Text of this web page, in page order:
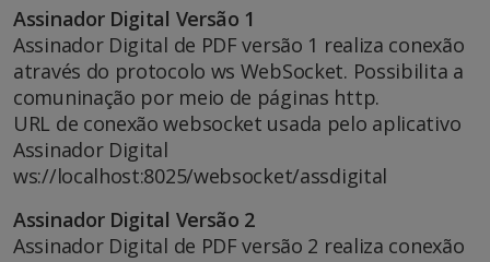
Assinador Digital Versão 1
Assinador Digital de PDF versão 1 realiza conexão
através do protocolo ws WebSocket. Possibilita a
comuninação por meio de páginas http.
URL de conexão websocket usada pelo aplicativo
Assinador Digital
ws://localhost:8025/websocket/assdigital
Assinador Digital Versão 2
Assinador Digital de PDF versão 2 realiza conexão